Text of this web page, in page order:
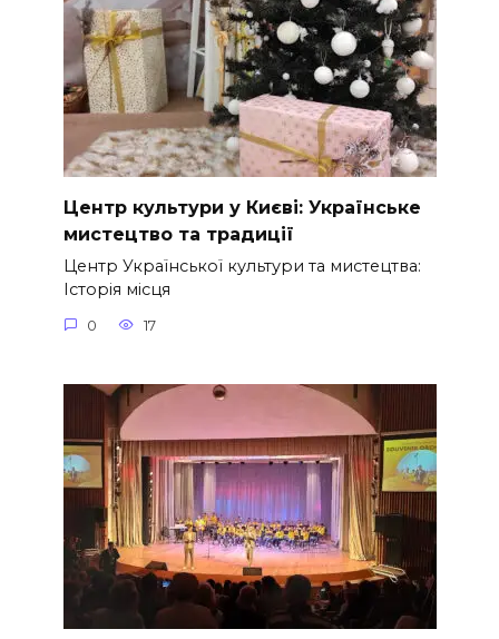
Центр культури у Києві: Українське
мистецтво та традиції
Центр Української культури та мистецтва:
Історія місця
0 17